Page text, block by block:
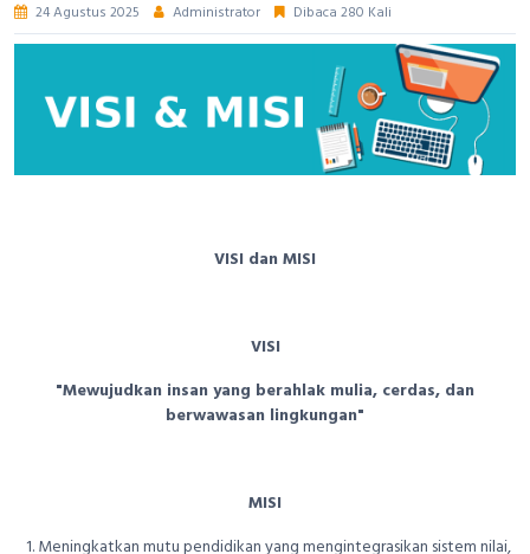
24 Agustus 2025 Administrator Dibaca 280 Kali
VISI dan MISI
VISI
"Mewujudkan insan yang berahlak mulia, cerdas, dan
berwawasan lingkungan"
MISI
Meningkatkan mutu pendidikan yang mengintegrasikan sistem nilai,